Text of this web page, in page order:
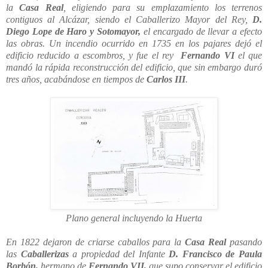
laCasa Real, eligiendo para su emplazamiento los terrenos
contiguos al Alcázar, siendo el Caballerizo Mayor del Rey, D.
Diego Lope de Haro y Sotomayor, el encargado de llevar a efecto
las obras. Un incendio ocurrido en 1735 en los pajares dejó el
edificio reducido a escombros, y fue el rey Fernando VI el que
mandó la rápida reconstrucción del edificio, que sin embargo duró
tres años, acabándose en tiempos de Carlos III.
Plano general incluyendo la Huerta
En 1822 dejaron de criarse caballos para laCasa Realpasando
las Caballerizasa propiedad del Infante D. Francisco de Paula